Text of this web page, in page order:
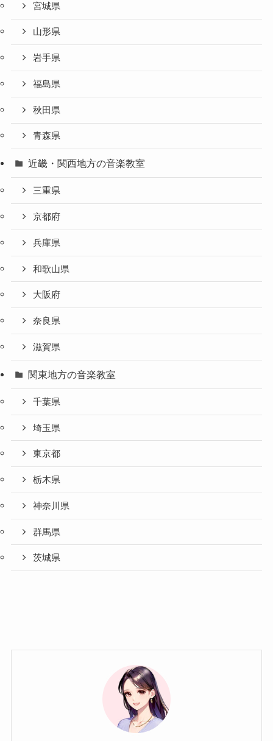
宮城県
山形県
岩手県
福島県
秋田県
青森県
近畿・関西地方の音楽教室
三重県
京都府
兵庫県
和歌山県
大阪府
奈良県
滋賀県
関東地方の音楽教室
千葉県
埼玉県
東京都
栃木県
神奈川県
群馬県
茨城県